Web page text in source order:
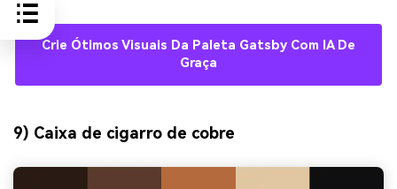
Crie Ótimos Visuais Da Paleta Gatsby Com IA De
Graça
9) Caixa de cigarro de cobre